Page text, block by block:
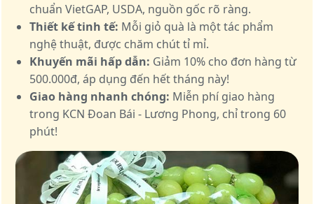
chuẩn VietGAP, USDA, nguồn gốc rõ ràng.
Thiết kế tinh tế: Mỗi giỏ quà là một tác phẩm
nghệ thuật, được chăm chút tỉ mỉ.
Khuyến mãi hấp dẫn: Giảm 10% cho đơn hàng từ
500.000đ, áp dụng đến hết tháng này!
Giao hàng nhanh chóng: Miễn phí giao hàng
trong KCN Đoan Bái - Lương Phong, chỉ trong 60
phút!